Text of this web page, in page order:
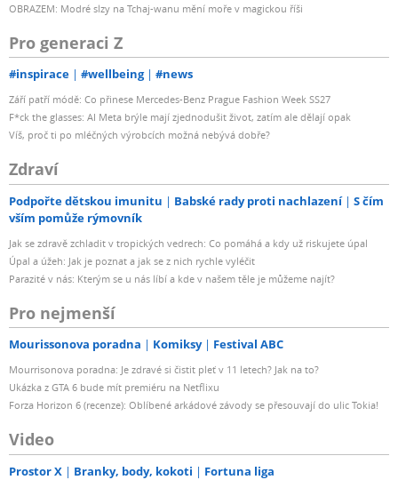
OBRAZEM: Modré slzy na Tchaj-wanu mění moře v magickou říši
Pro generaci Z
#inspirace #wellbeing #news
Září patří módě: Co přinese Mercedes-Benz Prague Fashion Week SS27
F*ck the glasses: AI Meta brýle mají zjednodušit život, zatím ale dělají opak
Víš, proč ti po mléčných výrobcích možná nebývá dobře?
Zdraví
Podpořte dětskou imunitu Babské rady proti nachlazení
S čím
vším pomůže rýmovník
Jak se zdravě zchladit v tropických vedrech: Co pomáhá a kdy už riskujete úpal
Úpal a úžeh: Jak je poznat a jak se z nich rychle vyléčit
Parazité v nás: Kterým se u nás líbí a kde v našem těle je můžeme najít?
Pro nejmenší
Mourissonova poradna Komiksy Festival ABC
Mourrisonova poradna: Je zdravé si čistit pleť v 11 letech? Jak na to?
Ukázka z GTA 6 bude mít premiéru na Netflixu
Forza Horizon 6 (recenze): Oblíbené arkádové závody se přesouvají do ulic Tokia!
Video
Prostor X Branky, body, kokoti Fortuna liga